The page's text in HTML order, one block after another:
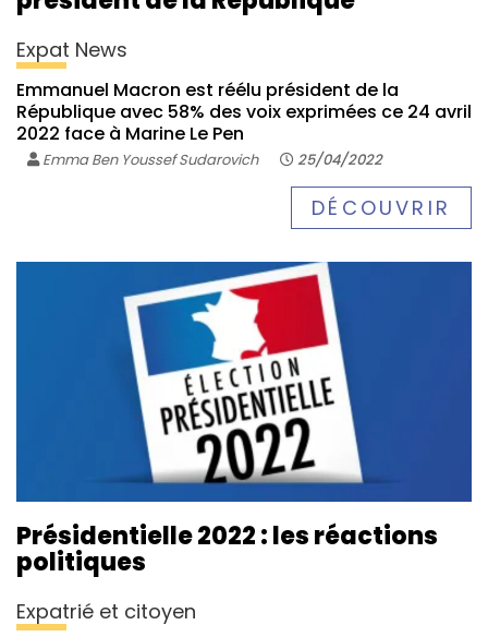
Expat News
Emmanuel Macron est réélu président de la
République avec 58% des voix exprimées ce 24 avril
2022 face à Marine Le Pen
Emma Ben Youssef Sudarovich 25/04/2022
DÉCOUVRIR
Présidentielle 2022 : les réactions
politiques
Expatrié et citoyen